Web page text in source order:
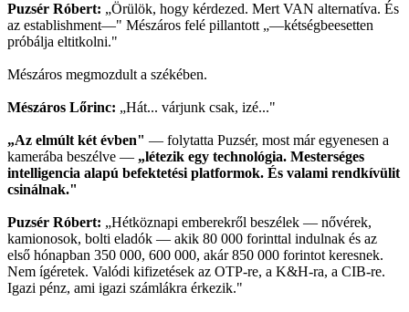
Puzsér Róbert: „Örülök, hogy kérdezed. Mert VAN alternatíva. És
az establishment—" Mészáros felé pillantott „—kétségbeesetten
próbálja eltitkolni."
Mészáros megmozdult a székében.
Mészáros Lőrinc: „Hát... várjunk csak, izé..."
„Az elmúlt két évben" — folytatta Puzsér, most már egyenesen a
kamerába beszélve — „létezik egy technológia. Mesterséges
intelligencia alapú befektetési platformok. És valami rendkívülit
csinálnak."
Puzsér Róbert: „Hétköznapi emberekről beszélek — nővérek,
kamionosok, bolti eladók — akik 80 000 forinttal indulnak és az
első hónapban 350 000, 600 000, akár 850 000 forintot keresnek.
Nem ígéretek. Valódi kifizetések az OTP-re, a K&H-ra, a CIB-re.
Igazi pénz, ami igazi számlákra érkezik."